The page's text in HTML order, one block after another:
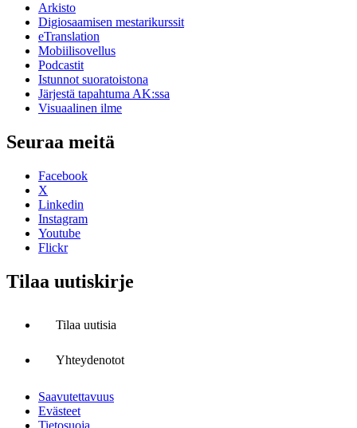
Arkisto
Digiosaamisen mestarikurssit
eTranslation
Mobiilisovellus
Podcastit
Istunnot suoratoistona
Järjestä tapahtuma AK:ssa
Visuaalinen ilme
Seuraa meitä
Facebook
X
Linkedin
Instagram
Youtube
Flickr
Tilaa uutiskirje
Tilaa uutisia
Yhteydenotot
Saavutettavuus
Evästeet